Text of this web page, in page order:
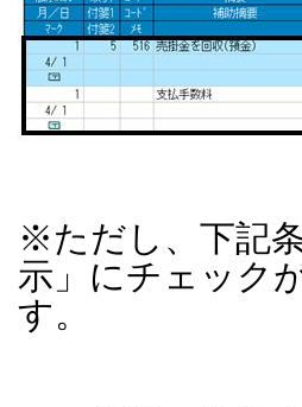
※ただし、下記
示」にチェック
す。